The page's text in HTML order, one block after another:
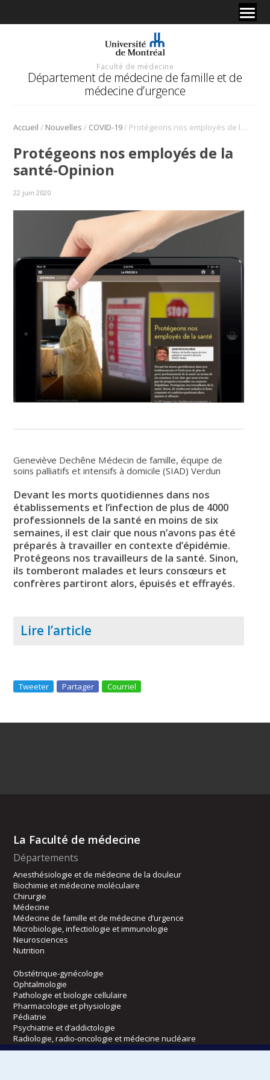
Faculté de médecine
Département de médecine de famille et de
médecine d’urgence
Accueil / Nouvelles / COVID-19/ Protégeons nos employés de la santé-Opinion
Protégeons nos employés de la
santé-Opinion
22 juin 2020
Geneviève Dechêne Médecin de famille, équipe de
soins palliatifs et intensifs à domicile (SIAD) Verdun
Devant les morts quotidiennes dans nos
établissements et l’infection de plus de 4000
professionnels de la santé en moins de six
semaines, il est clair que nous n’avons pas été
préparés à travailler en contexte d’épidémie.
Protégeons nos travailleurs de la santé. Sinon,
ils tomberont malades et leurs consœurs et
confrères partiront alors, épuisés et effrayés.
Lire l’article
Tweeter Partager Courriel
La Faculté de médecine
Départements
Anesthésiologie et de médecine de la douleur
Biochimie et médecine moléculaire
Chirurgie
Médecine
Médecine de famille et de médecine d’urgence
Microbiologie, infectiologie et immunologie
Neurosciences
Nutrition
Obstétrique-gynécologie
Ophtalmologie
Pathologie et biologie cellulaire
Pharmacologie et physiologie
Pédiatrie
Psychiatrie et d’addictologie
Radiologie, radio-oncologie et médecine nucléaire